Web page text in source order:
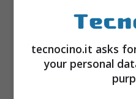
tecnocino.it asks
your personal